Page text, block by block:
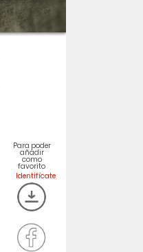
Para poder
añadir
como
favorito